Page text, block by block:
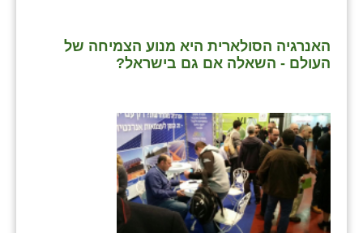
האנרגיה הסולארית היא מנוע הצמיחה של
העולם - השאלה אם גם בישראל?